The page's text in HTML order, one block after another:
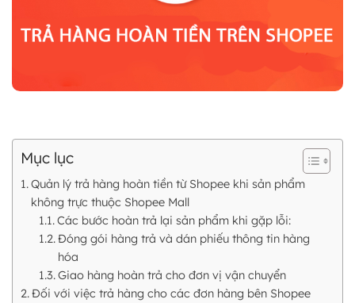
Mục lục
Quản lý trả hàng hoàn tiền từ Shopee khi sản phẩm
không trực thuộc Shopee Mall
Các bước hoàn trả lại sản phẩm khi gặp lỗi:
Đóng gói hàng trả và dán phiếu thông tin hàng
hóa
Giao hàng hoàn trả cho đơn vị vận chuyển
Đối với việc trả hàng cho các đơn hàng bên Shopee